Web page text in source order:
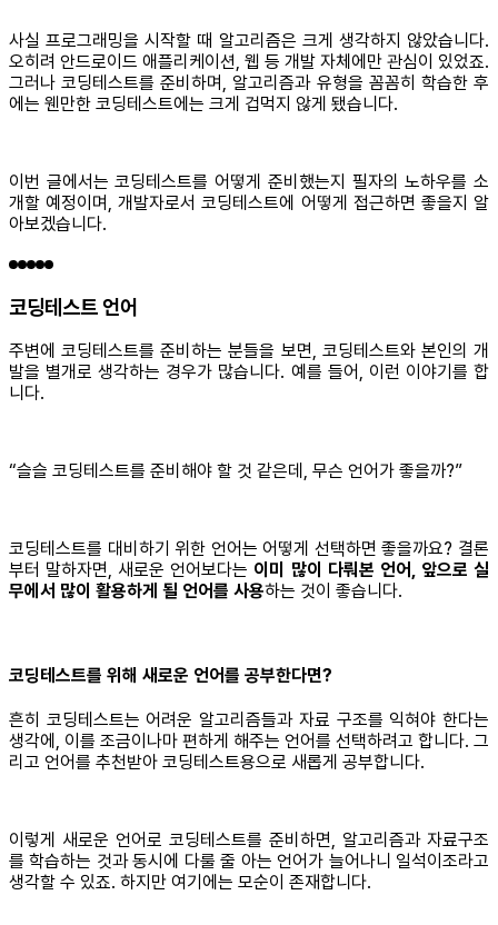
사실 프로그래밍을 시작할 때 알고리즘은 크게 생각하지 않았습니다.
오히려 안드로이드 애플리케이션, 웹 등 개발 자체에만 관심이 있었죠.
그러나 코딩테스트를 준비하며, 알고리즘과 유형을 꼼꼼히 학습한 후
에는 웬만한 코딩테스트에는 크게 겁먹지 않게 됐습니다.
이번 글에서는 코딩테스트를 어떻게 준비했는지 필자의 노하우를 소
개할 예정이며, 개발자로서 코딩테스트에 어떻게 접근하면 좋을지 알
아보겠습니다.
코딩테스트 언어
주변에 코딩테스트를 준비하는 분들을 보면, 코딩테스트와 본인의 개
발을 별개로 생각하는 경우가 많습니다. 예를 들어, 이런 이야기를 합
니다.
“슬슬 코딩테스트를 준비해야 할 것 같은데, 무슨 언어가 좋을까?”
코딩테스트를 대비하기 위한 언어는 어떻게 선택하면 좋을까요? 결론
부터 말하자면, 새로운 언어보다는 이미 많이 다뤄본 언어, 앞으로 실
무에서 많이 활용하게 될 언어를 사용하는 것이 좋습니다.
코딩테스트를 위해 새로운 언어를 공부한다면?
흔히 코딩테스트는 어려운 알고리즘들과 자료 구조를 익혀야 한다는
생각에, 이를 조금이나마 편하게 해주는 언어를 선택하려고 합니다. 그
리고 언어를 추천받아 코딩테스트용으로 새롭게 공부합니다.
이렇게 새로운 언어로 코딩테스트를 준비하면, 알고리즘과 자료구조
를 학습하는 것과 동시에 다룰 줄 아는 언어가 늘어나니 일석이조라고
생각할 수 있죠. 하지만 여기에는 모순이 존재합니다.